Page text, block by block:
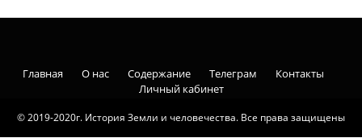
© 2019-2020г. История Земли и человечества. Все права защищены
Главная О нас Содержание Телеграм
Контакты
Личный кабинет